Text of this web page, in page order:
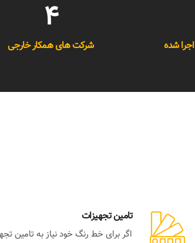
شده
4
شرکت های همکار خارجی
تامین تجهیزات
اگر برای خط رنگ خود نیاز به تامین